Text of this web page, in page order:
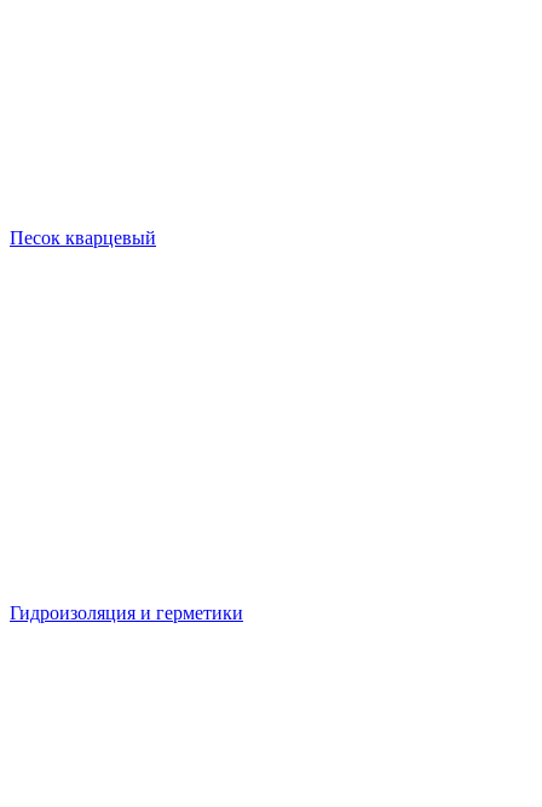
Песок кварцевый
Гидроизоляция и герметики